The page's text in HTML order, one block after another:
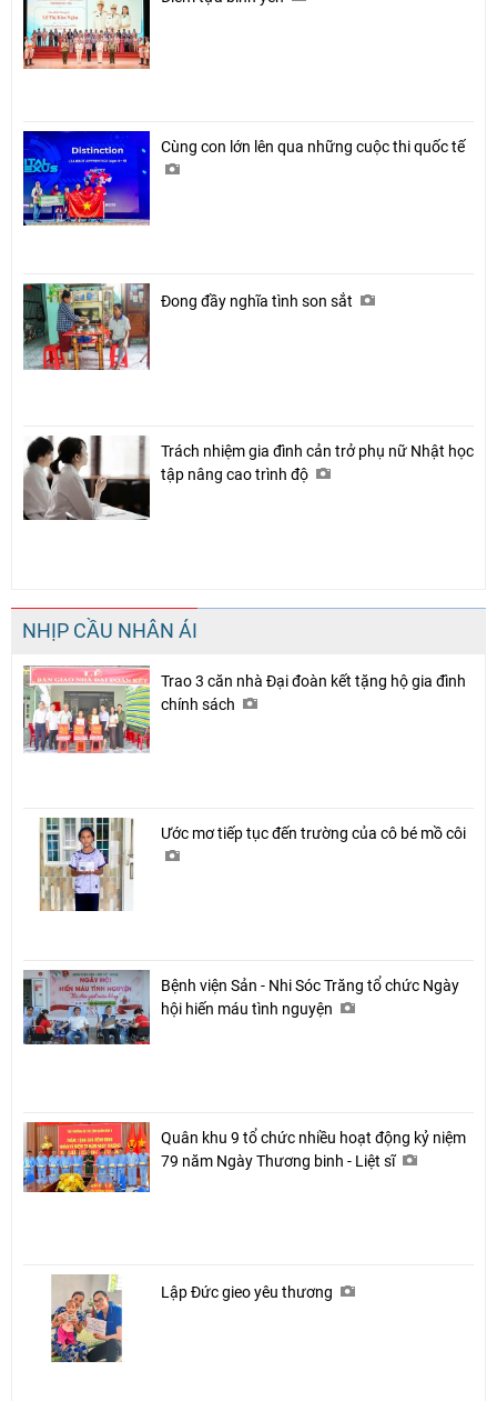
Cùng con lớn lên qua những cuộc thi quốc tế
Đong đầy nghĩa tình son sắt
Trách nhiệm gia đình cản trở phụ nữ Nhật học
tập nâng cao trình độ
NHỊP CẦU NHÂN ÁI
Trao 3 căn nhà Đại đoàn kết tặng hộ gia đình
chính sách
Ước mơ tiếp tục đến trường của cô bé mồ côi
Bệnh viện Sản - Nhi Sóc Trăng tổ chức Ngày
hội hiến máu tình nguyện
Quân khu 9 tổ chức nhiều hoạt động kỷ niệm
79 năm Ngày Thương binh - Liệt sĩ
Lập Đức gieo yêu thương